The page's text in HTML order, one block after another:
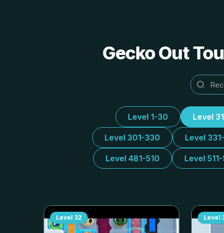
Gecko Out
Level 1-30 Level
Level 301-330 Level
Level 481-510 Level
Level 32 Level